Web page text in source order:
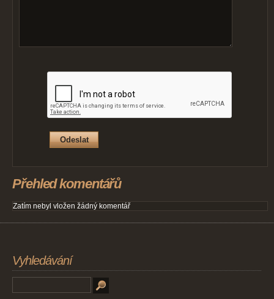
Přehled komentářů
Zatím nebyl vložen žádný komentář
Vyhledávání